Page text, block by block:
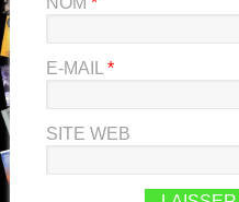
E-MAIL *
SITE WEB